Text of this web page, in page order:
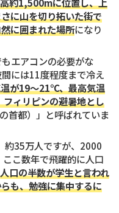
に山を切り拓いた街で
に囲まれた場所になり
エアコンの必要がな
には11度程度まで冷え
が19〜21℃、最高気温
ィリピンの避暑地とし
首都）」と呼ばれていま
約35万人ですが、2000
こ数年で飛躍的に人口
人口の半数が学生と言われ
も、勉強に集中するに